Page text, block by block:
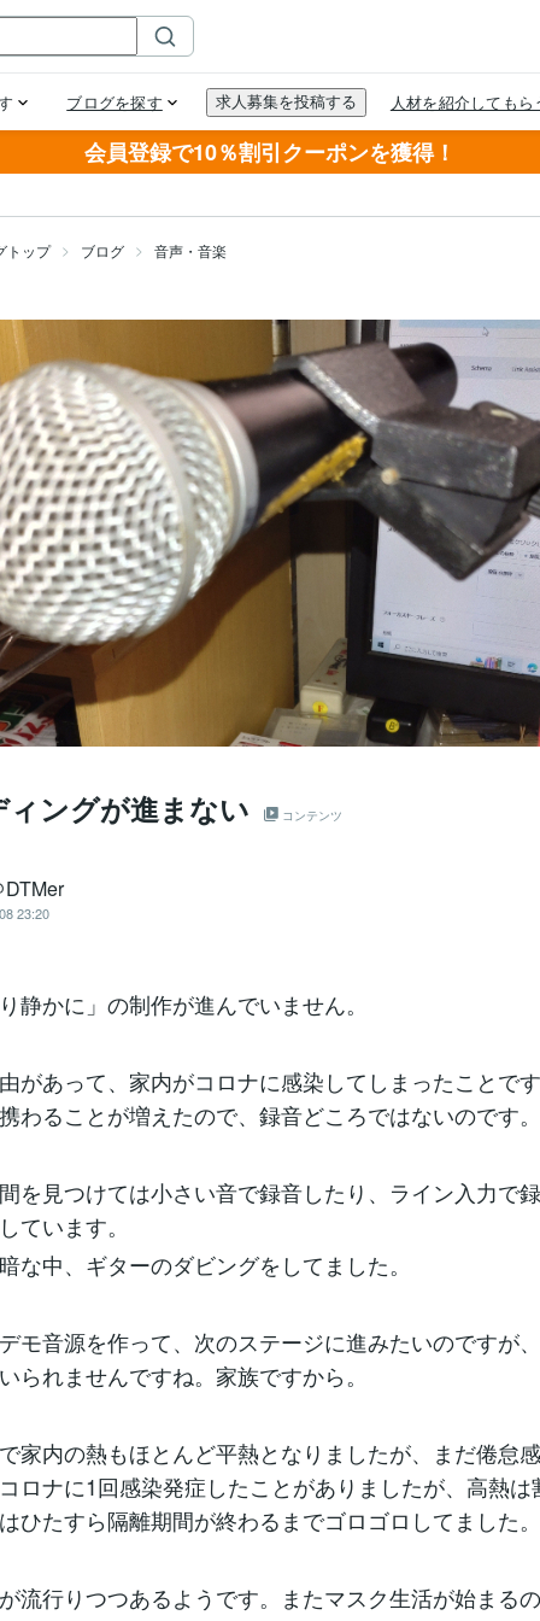
会員登録で10％割引クーポンを獲得！
トップ ブログ 音声・音楽
ングが進まない コンテンツ
23:20
静かに」の制作が進んでいません。
があって、家内がコロナに感染してしまったことで
わることが増えたので、録音どころではないのです。
を見つけては小さい音で録音したり、ライン入力で
ています。
な中、ギターのダビングをしてました。
モ音源を作って、次のステージに進みたいのですが
られませんですね。家族ですから。
家内の熱もほとんど平熱となりましたが、まだ倦怠
ロナに1回感染発症したことがありましたが、高熱は
ひたすら隔離期間が終わるまでゴロゴロしてました。
流行りつつあるようです。またマスク生活が始まる